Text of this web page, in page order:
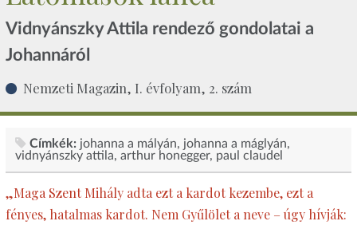
Vidnyánszky Attila rendező gondolatai a
Johannáról
Nemzeti Magazin, I. évfolyam, 2. szám
Címkék: johanna a mályán
johanna a máglyán
vidnyánszky attila arthur honegger paul claudel
„Maga Szent Mihály adta ezt a kardot kezembe, ezt a
fényes, hatalmas kardot. Nem Gyűlölet a neve – úgy hívják: